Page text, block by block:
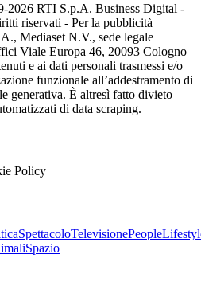
2026 RTI S.p.A. Business Digital -
riservati - Per la pubblicità
Mediaset N.V., sede legale
Viale Europa 46, 20093 Cologno
e ai dati personali trasmessi e/o
funzionale all’addestramento di
generativa. È altresì fatto divieto
di data scraping.
Policy
SpettacoloTelevisionePeople
Spazio